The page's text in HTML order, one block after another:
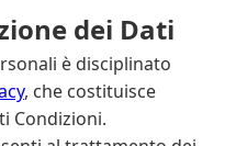
dei Dati
è disciplinato
, che costituisce
Condizioni.